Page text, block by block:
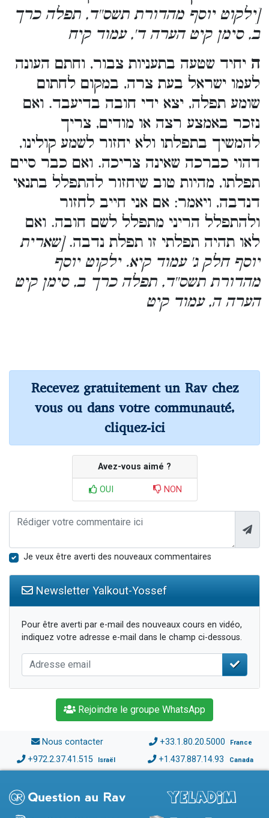
[ילקוט יוסף מהדורת תשס''ד, תפלה כרך
ב, סימן קיט הערה ד', עמוד קיח
ה יחיד שטעה בתעניות צבור, וחתם העונה
לעמו ישראל בעת צרה, במקום לחתום
שומע תפלה, יצא ידי חובה בדיעבד. ואם
נזכר באמצע רצה או מודים, צריך
להמשיך בתפלתו ולא יחזור לשמע קולינו,
דהוי כברכה שאינה צריכה. ואם כבר סיים
תפלתו, מהיות טוב שיחזור להתפלל בתנאי
דנדבה, ויאמר: אם אני חייב לחזור
ולהתפלל הריני מתפלל לשם חובה. ואם
לאו תהיה תפלתי זו תפלת נדבה.[שארית
יוסף חלק ג' עמוד קיא. ילקוט יוסף
מהדורת תשס''ד, תפלה כרך ב, סימן קיט
הערה ה, עמוד קיט
Recevez gratuitement un Rav chez
vous ou dans votre communauté,
cliquez-ici
Avez-vous aimé ?
OUI NON
Je veux être averti des nouveaux commentaires
Newsletter Yalkout-Yossef
Pour être averti par e-mail des nouveaux cours en vidéo,
indiquez votre adresse e-mail dans le champ ci-dessous.
Rejoindre le groupe WhatsApp
Nous contacter +33.1.80.20.5000 France
+972.2.37.41.515 Israël +1.437.887.14.93 Canada